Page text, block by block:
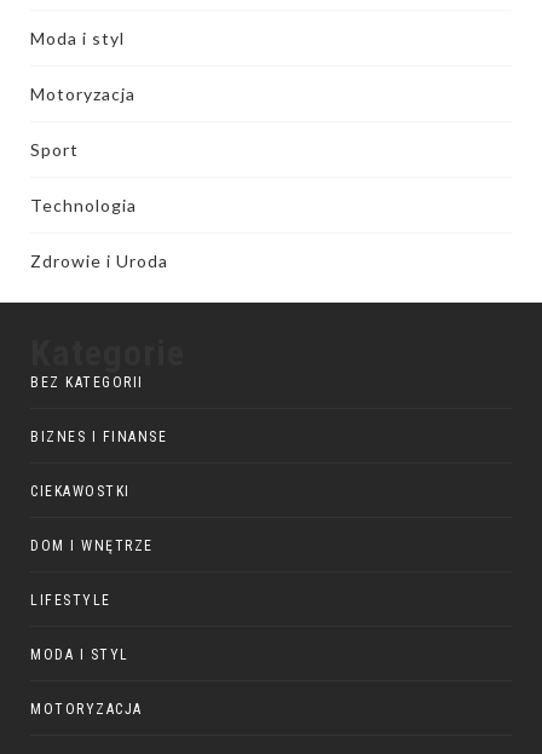
Moda i styl
Motoryzacja
Sport
Technologia
Zdrowie i Uroda
BEZ KATEGORII
BIZNES I FINANSE
CIEKAWOSTKI
DOM I WNĘTRZE
LIFESTYLE
MODA I STYL
MOTORYZACJA